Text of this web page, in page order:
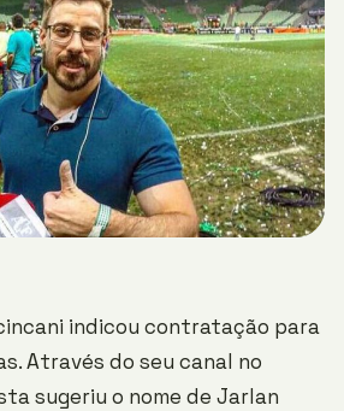
indicou contratação para
Através do seu canal no
sugeriu o nome de Jarlan